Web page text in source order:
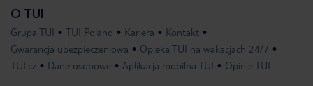
O TUI
Grupa TUI TUI Poland Kariera
Kontakt
Gwarancja ubezpieczeniowa
Opieka TUI na wakacjach 24/7
TUI.cz
Dane osobowe Aplikacja mobilna TUI Opinie TUI